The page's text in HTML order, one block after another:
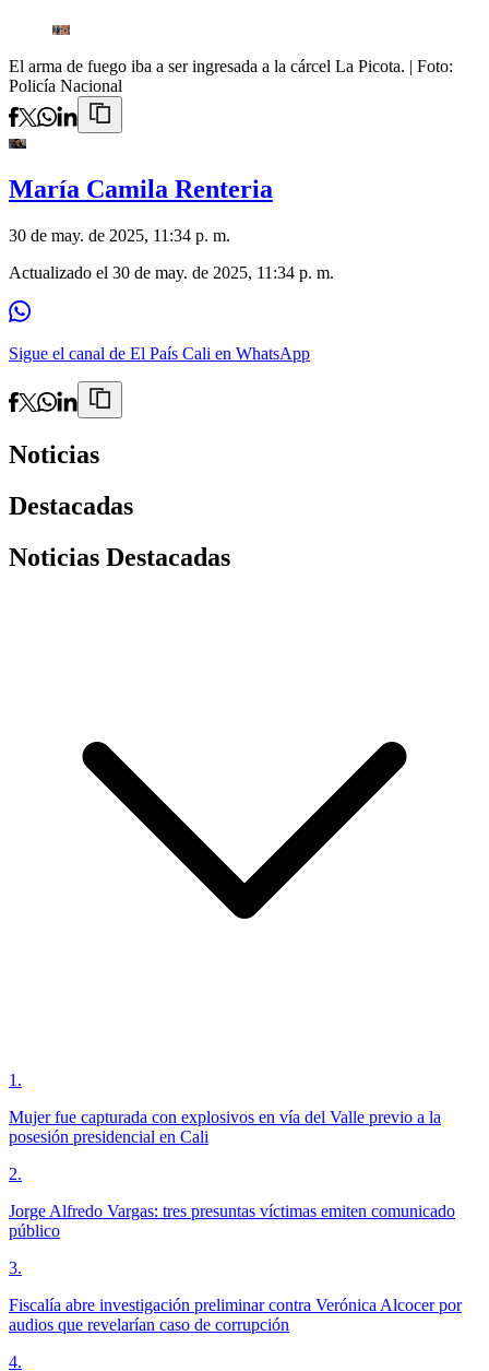
El arma de fuego iba a ser ingresada a la cárcel La Picota. | Foto:
Policía Nacional
María Camila Renteria
30 de may. de 2025, 11:34 p. m.
Actualizado el 30 de may. de 2025, 11:34 p. m.
Sigue el canal de El País Cali en WhatsApp
Noticias
Destacadas
Noticias Destacadas
1 .
Mujer fue capturada con explosivos en vía del Valle previo a la
posesión presidencial en Cali
2.
Jorge Alfredo Vargas: tres presuntas víctimas emiten comunicado
público
3.
Fiscalía abre investigación preliminar contra Verónica Alcocer por
audios que revelarían caso de corrupción
4.